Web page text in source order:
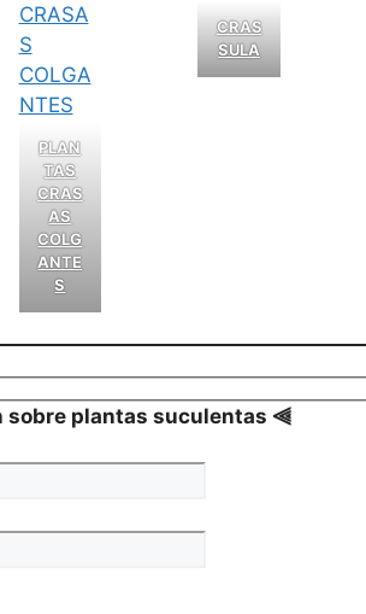
PLAN
TAS
CRAS
AS
COLG
ANTE
S
CRAS
SULA
sobre plantas suculentas ⫷